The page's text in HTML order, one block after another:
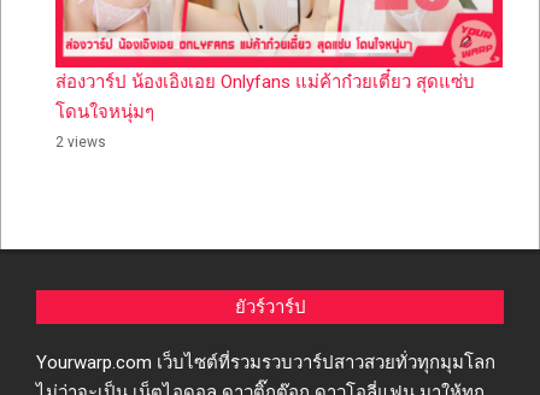
ส่องวาร์ป น้องเอิงเอย Onlyfans แม่ค้าก๋วยเตี๋ยว สุดแซ่บ
โดนใจหนุ่มๆ
2 views
ยัวร์วาร์ป
Yourwarp.com เว็บไซต์ที่รวมรวบวาร์ปสาวสวยทั่วทุกมุมโลก